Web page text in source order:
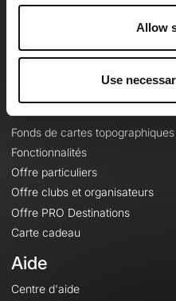
Allow
Use
Contact
Offres
Fonds de cartes topographiques
Fonctionnalités
Offre particuliers
Offre clubs et organisateurs
Offre PRO Destinations
Carte cadeau
Aide
Centre d'aide